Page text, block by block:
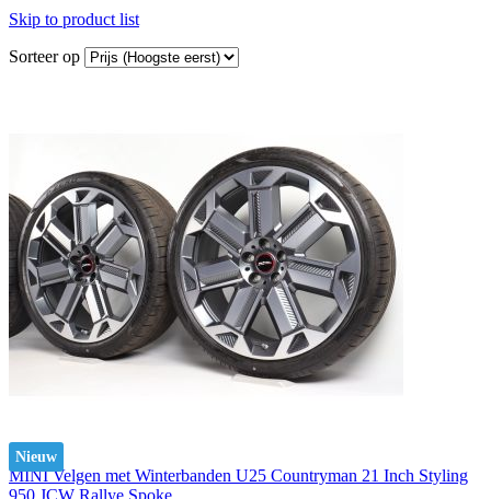
Skip to product list
Sorteer op
Nieuw
MINI Velgen met Winterbanden U25 Countryman 21 Inch Styling
950 JCW Rallye Spoke